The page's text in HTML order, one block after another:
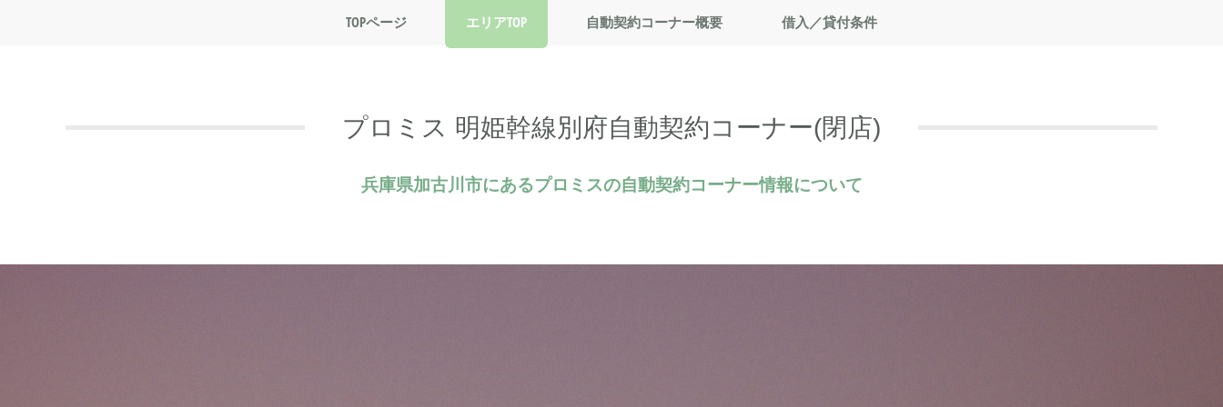
プロミス 明姫幹線別府自動契約コーナー(閉店)
兵庫県加古川市にあるプロミスの自動契約コーナー情報について
TOPページ エリアTOP 自動契約コーナー概要 借入／貸付条件